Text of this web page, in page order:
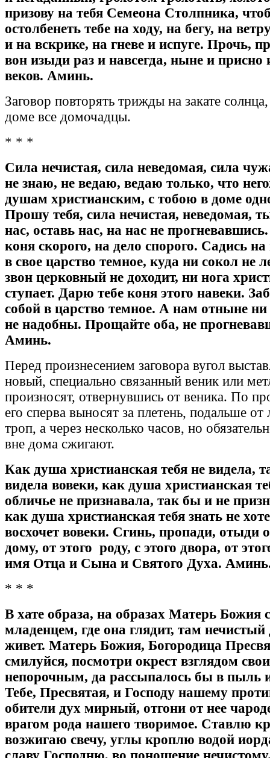
призову на тебя Семеона Столпника,
остолбенеть тебе на ходу, на бегу, на
и на вскрике, на гневе и испуге. Прочь,
вон изыди раз и навсегда, ныне и присно
веков. Аминь.
Заговор повторять трижды на закате
доме все домочадцы.
* * *
Сила нечистая, сила неведомая, сила
не знаю, не ведаю, ведаю только, что
душам христианским, с тобою в доме
Прошу тебя, сила нечистая, неведомая,
нас, оставь нас, на нас не
коня скорого, на дело спорого. Садись на
в свое царство темное, куда ни сокол не
звон церковный не доходит, ни нога
ступает. Дарю тебе коня этого навеки.
собой в царство темное. А нам отныне
не надобны. Прощайте оба, не
Аминь.
Перед произнесением заговора вугол
новый, специально связанный веник или
произносят, отвернувшись от веника. По
его сперва выносят за плетень, подальше
троп, а через несколько часов, но
вне дома сжигают.
Как душа христианская тебя не видела,
видела вовеки, как душа христианская
обличье не признавала, так бы и не
как душа христианская тебя знать не
восхочет вовеки. Сгинь, пропади, отыди
дому, от этого роду, с этого двора, от
имя Отца и Сына и Святого Духа.
* * *
В хате образа, на образах Матерь Божия
младенцем, где она глядит, там нечистый
живет. Матерь Божия, Богородица
смилуйся, посмотри окрест взглядом
непорочным, да рассыпалось бы в пыль
Тебе, Пресвятая, и Господу нашему
обители дух мирный, отгони от нее
врагом рода нашего творимое. Ставлю
возжигаю свечу, углы кроплю водой